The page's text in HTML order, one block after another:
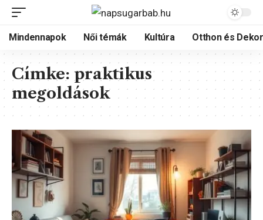
Mindennapok Női témák Kultúra Otthon és
Címke: praktikus
megoldások